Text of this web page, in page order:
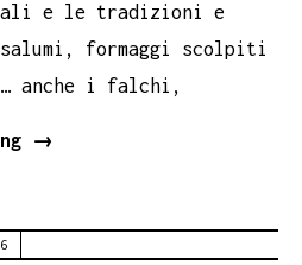
e le tradizioni e
formaggi scolpiti
anche i falchi,
GERACI
→